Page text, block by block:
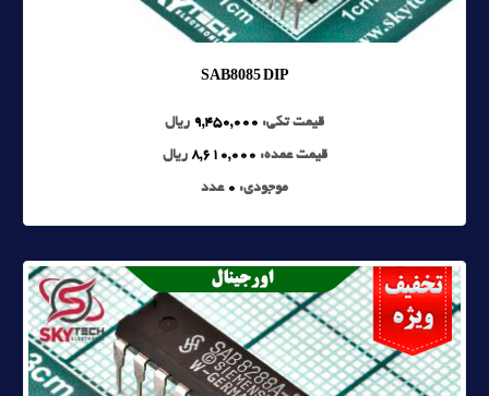
SAB8085 DIP
قیمت تکی: 9,450,000 ریال
قیمت عمده: 8,610,000 ریال
موجودی: 0 عدد